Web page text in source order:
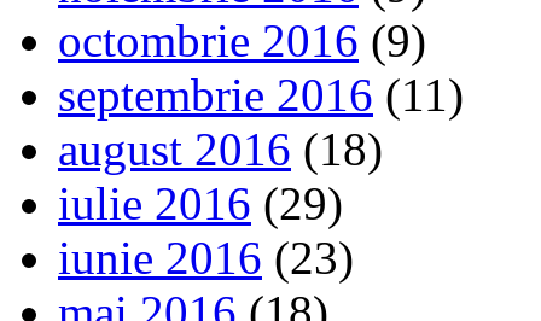
octombrie 2016 (9)
septembrie 2016 (11)
august 2016 (18)
iulie 2016 (29)
iunie 2016 (23)